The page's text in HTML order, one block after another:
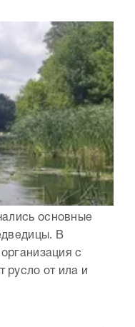
основные
В
с
русло от ила и